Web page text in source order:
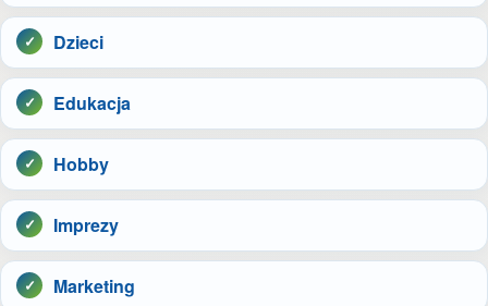
Dzieci
Edukacja
Hobby
Imprezy
Marketing